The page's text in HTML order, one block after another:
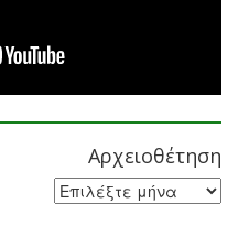
Αρχειοθέτηση
Αρχειοθέτηση